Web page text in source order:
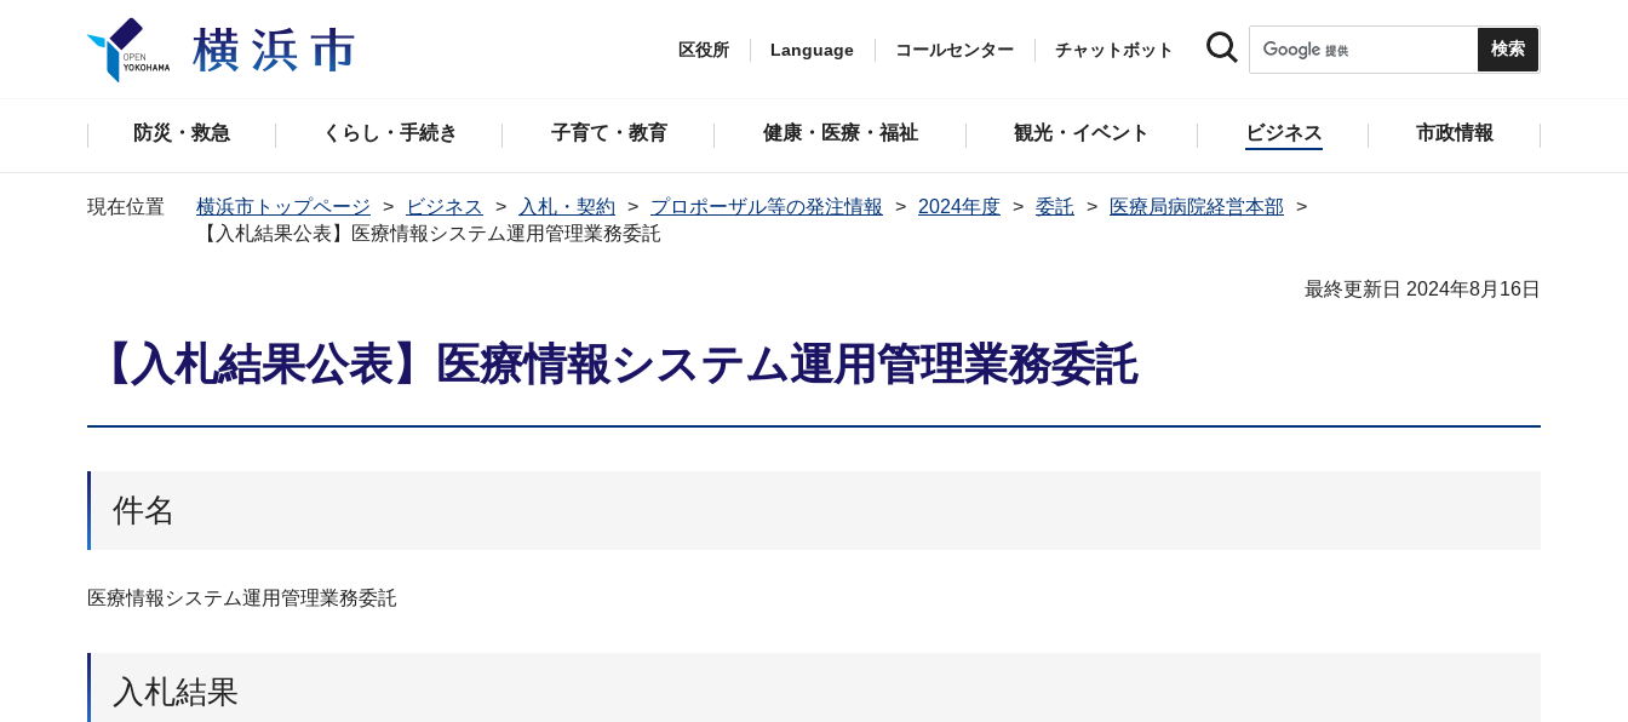
区役所 Language コールセンター チャットボット
防災・救急 くらし・手続き 子育て・教育 健康・医療・福祉 観光・イベント ビジネス 市政情報
現在位置 横浜市トップページ ビジネス 入札・契約 プロポーザル等の発注情報 2024年度 委託
医療局病院経営本部
【入札結果公表】医療情報システム運用管理業務委託
最終更新日 2024年8月16日
【入札結果公表】医療情報システム運用管理業務委託
件名
医療情報システム運用管理業務委託
入札結果